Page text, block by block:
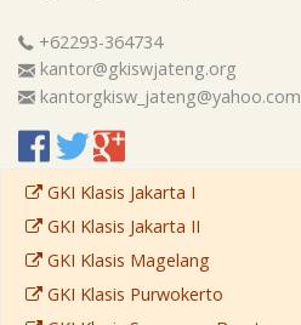
+62293-364734
kantor@gkiswjateng.org
kantorgkisw_jateng@yahoo.com
GKI Klasis Jakarta I
GKI Klasis Jakarta II
GKI Klasis Magelang
GKI Klasis Purwokerto